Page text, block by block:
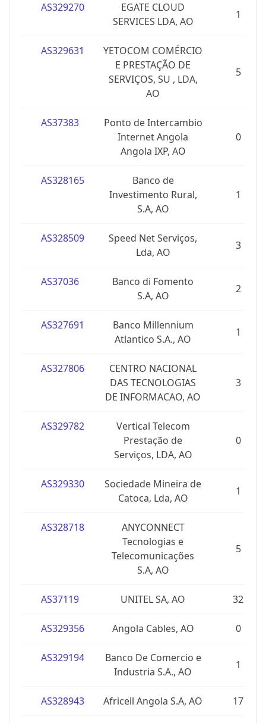
AS329270
EGATE CLOUD
SERVICES LDA, AO
1
AS329631
YETOCOM COMÉRCIO
E PRESTAÇÃO DE
SERVIÇOS, SU , LDA,
AO
5
AS37383
Ponto de Intercambio
Internet Angola
Angola IXP, AO
0
AS328165
Banco de
Investimento Rural,
S.A, AO
1
AS328509
Speed Net Serviços,
Lda, AO
3
AS37036
Banco di Fomento
S.A, AO
2
AS327691
Banco Millennium
Atlantico S.A., AO
1
AS327806
CENTRO NACIONAL
DAS TECNOLOGIAS
DE INFORMACAO, AO
3
AS329782
Vertical Telecom
Prestação de
Serviços, LDA, AO
0
AS329330
Sociedade Mineira de
Catoca, Lda, AO
1
AS328718
ANYCONNECT
Tecnologias e
Telecomunicações
S.A, AO
5
AS37119 UNITEL SA, AO 32
AS329356 Angola Cables, AO 0
AS329194
Banco De Comercio e
Industria S.A., AO
1
AS328943 Africell Angola S.A, AO 17